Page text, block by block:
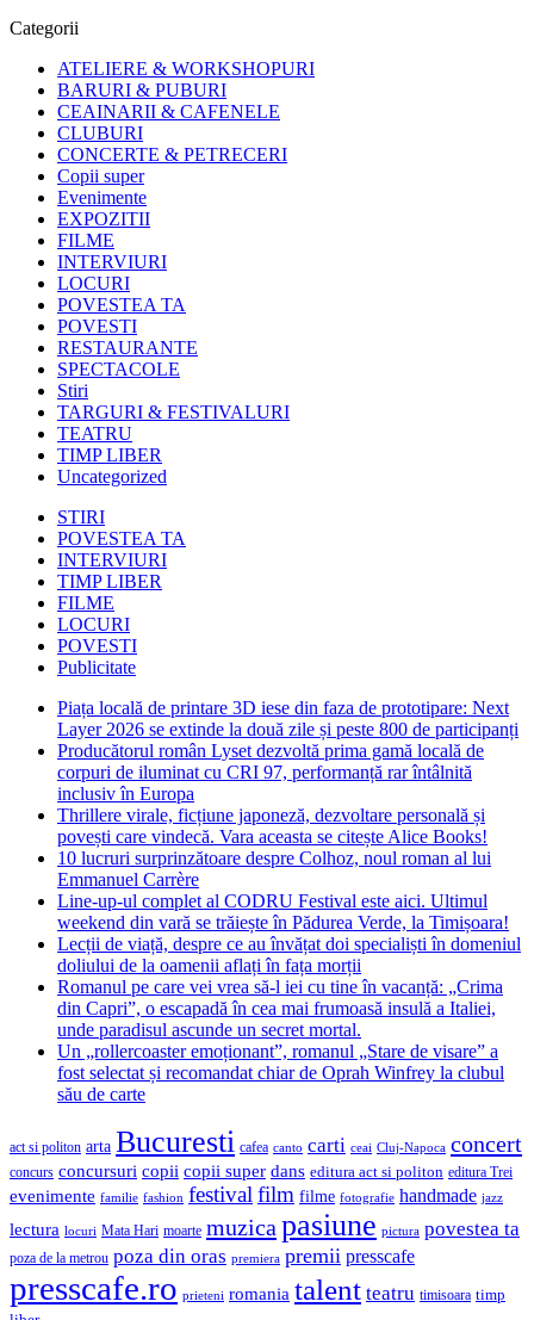
Categorii
ATELIERE & WORKSHOPURI
BARURI & PUBURI
CEAINARII & CAFENELE
CLUBURI
CONCERTE & PETRECERI
Copii super
Evenimente
EXPOZITII
FILME
INTERVIURI
LOCURI
POVESTEA TA
POVESTI
RESTAURANTE
SPECTACOLE
Stiri
TARGURI & FESTIVALURI
TEATRU
TIMP LIBER
Uncategorized
STIRI
POVESTEA TA
INTERVIURI
TIMP LIBER
FILME
LOCURI
POVESTI
Publicitate
Piața locală de printare 3D iese din faza de prototipare: Next
Layer 2026 se extinde la două zile și peste 800 de participanți
Producătorul român Lyset dezvoltă prima gamă locală de
corpuri de iluminat cu CRI 97, performanță rar întâlnită
inclusiv în Europa
Thrillere virale, ficțiune japoneză, dezvoltare personală și
povești care vindecă. Vara aceasta se citește Alice Books!
10 lucruri surprinzătoare despre Colhoz, noul roman al lui
Emmanuel Carrère
Line-up-ul complet al CODRU Festival este aici. Ultimul
weekend din vară se trăiește în Pădurea Verde, la Timișoara!
Lecții de viață, despre ce au învățat doi specialiști în domeniul
doliului de la oamenii aflați în fața morții
Romanul pe care vei vrea să-l iei cu tine în vacanță: „Crima
din Capri”, o escapadă în cea mai frumoasă insulă a Italiei,
unde paradisul ascunde un secret mortal.
Un „rollercoaster emoționant”, romanul „Stare de visare” a
fost selectat și recomandat chiar de Oprah Winfrey la clubul
său de carte
act si politon arta Bucuresti cafea canto carti ceai Cluj-Napoca concert
concurs concursuri copii copii super dans editura act si politon editura Trei
evenimente familie fashion festival film filme fotografie handmade jazz
lectura locuri Mata Hari moarte muzica pasiune pictura povestea ta
poza de la metrou poza din oras premiera premii presscafe
presscafe.ro prieteni romania talent teatru timisoara timp